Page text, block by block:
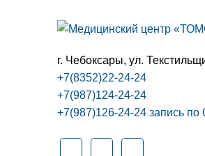
г. Чебоксары, ул.
+7(8352)22-24-24
+7(987)124-24-24
+7(987)126-24-24 запись